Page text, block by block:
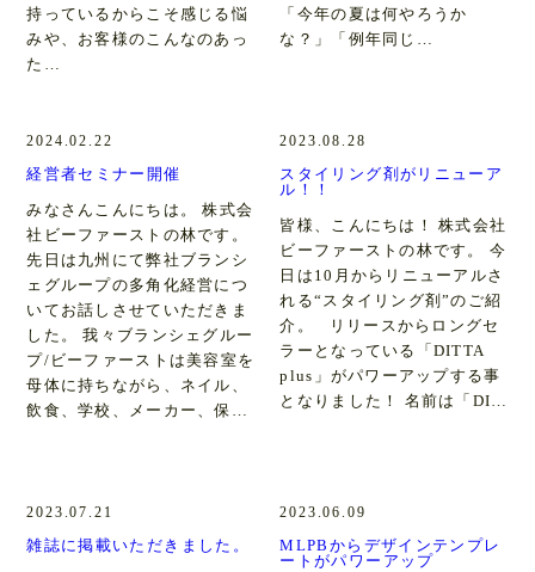
持っているからこそ感じる悩
みや、お客様のこんなのあっ
た…
「今年の夏は何やろうか
な？」「例年同じ…
2024.02.22
経営者セミナー開催
みなさんこんにちは。 株式会
社ビーファーストの林です。
先日は九州にて弊社ブランシ
ェグループの多角化経営につ
いてお話しさせていただきま
した。 我々ブランシェグルー
プ/ビーファーストは美容室を
母体に持ちながら、ネイル、
飲食、学校、メーカー、保…
2023.08.28
スタイリング剤がリニューア
ル！！
皆様、こんにちは！ 株式会社
ビーファーストの林です。 今
日は10月からリニューアルさ
れる“スタイリング剤”のご紹
介。 リリースからロングセ
ラーとなっている「DITTA
plus」がパワーアップする事
となりました！ 名前は「DI…
2023.07.21
雑誌に掲載いただきました。
2023.06.09
MLPBからデザインテンプレ
ートがパワーアップ